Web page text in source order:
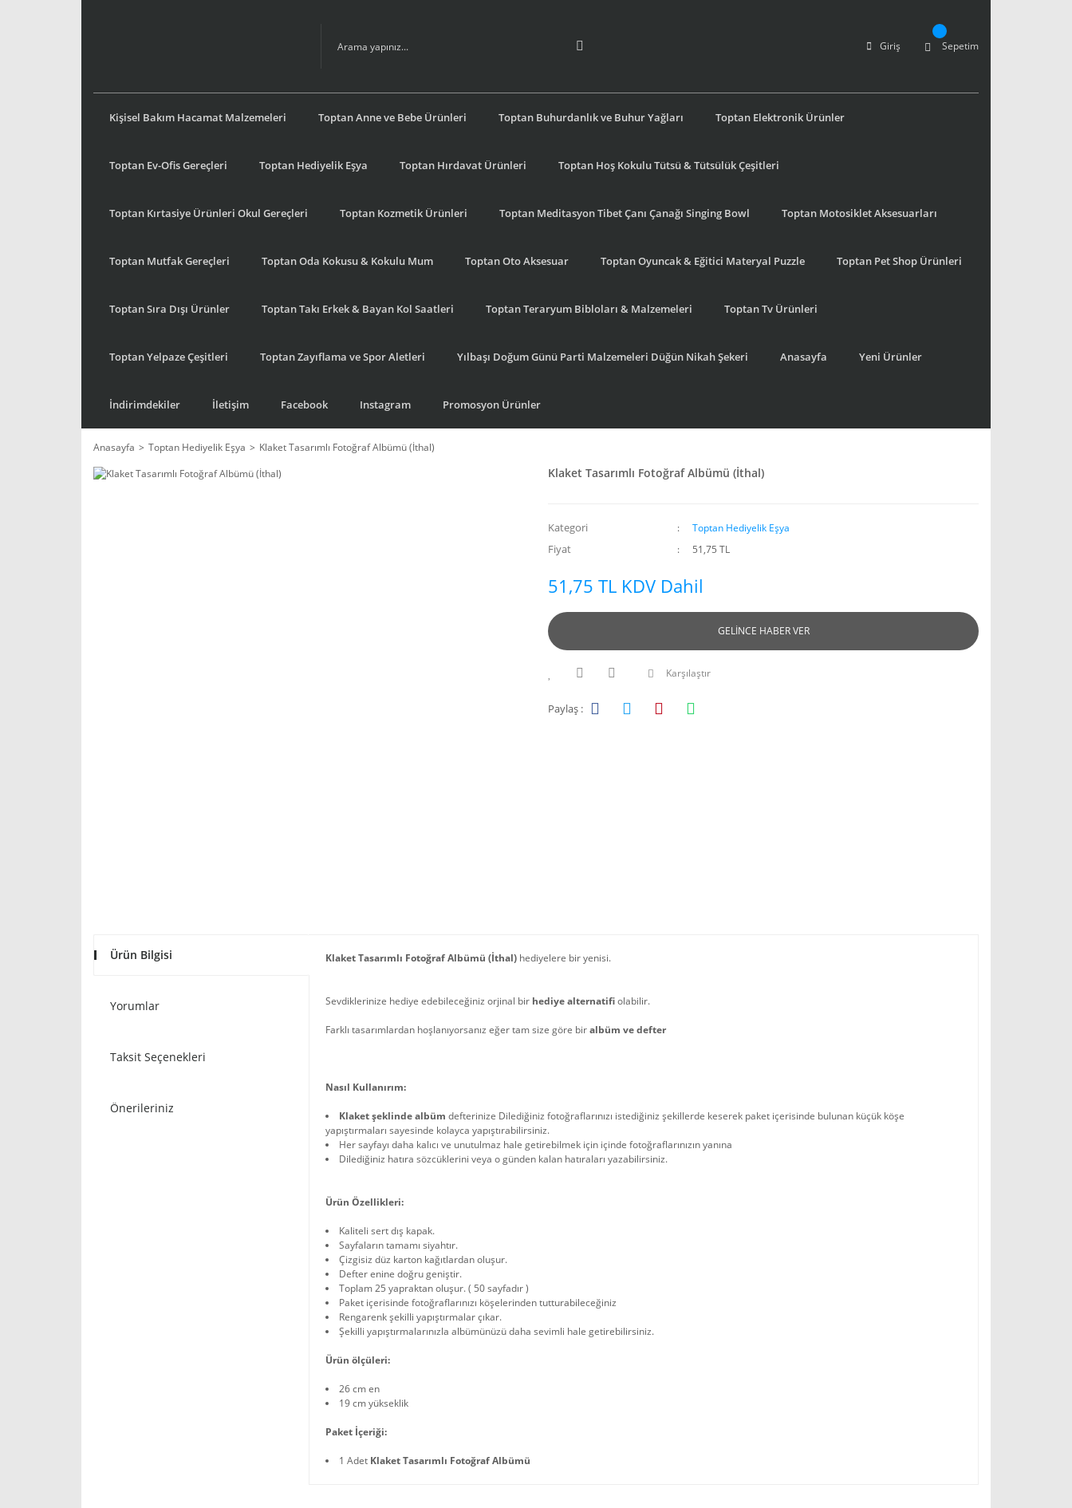
Giriş Sepetim
Kişisel Bakım Hacamat Malzemeleri Toptan Anne ve Bebe Ürünleri Toptan Buhurdanlık ve Buhur Yağları Toptan Elektronik Ürünler
Toptan Ev-Ofis Gereçleri Toptan Hediyelik Eşya Toptan Hırdavat Ürünleri Toptan Hoş Kokulu Tütsü & Tütsülük Çeşitleri
Toptan Kırtasiye Ürünleri Okul Gereçleri Toptan Kozmetik Ürünleri Toptan Meditasyon Tibet Çanı Çanağı Singing Bowl Toptan Motosiklet Aksesuarları
Toptan Mutfak Gereçleri Toptan Oda Kokusu & Kokulu Mum Toptan Oto Aksesuar Toptan Oyuncak & Eğitici Materyal Puzzle Toptan Pet Shop Ürünleri
Toptan Sıra Dışı Ürünler Toptan Takı Erkek & Bayan Kol Saatleri Toptan Teraryum Bibloları & Malzemeleri Toptan Tv Ürünleri
Toptan Yelpaze Çeşitleri Toptan Zayıflama ve Spor Aletleri Yılbaşı Doğum Günü Parti Malzemeleri Düğün Nikah Şekeri Anasayfa Yeni Ürünler
İndirimdekiler İletişim Facebook Instagram Promosyon Ürünler
Anasayfa Toptan Hediyelik Eşya Klaket Tasarımlı Fotoğraf Albümü (İthal)
Klaket Tasarımlı Fotoğraf Albümü (İthal)
Kategori Toptan Hediyelik Eşya
Fiyat 51,75 TL
51,75 TL KDV Dahil
GELİNCE HABER VER
Karşılaştır
Paylaş :
Ürün Bilgisi
Yorumlar
Taksit Seçenekleri
Önerileriniz
Klaket Tasarımlı Fotoğraf Albümü (İthal) hediyelere bir yenisi.
Sevdiklerinize hediye edebileceğiniz orjinal bir hediye alternatifiolabilir.
Farklı tasarımlardan hoşlanıyorsanız eğer tam size göre biralbüm ve defter
Nasıl Kullanırım:
Klaket şeklinde albüm defterinize Dilediğiniz fotoğraflarınızı istediğiniz şekillerde keserek paket içerisinde bulunan küçük köşe
yapıştırmaları sayesinde kolayca yapıştırabilirsiniz.
Her sayfayı daha kalıcı ve unutulmaz hale getirebilmek için içinde fotoğraflarınızın yanına
Dilediğiniz hatıra sözcüklerini veya o günden kalan hatıraları yazabilirsiniz.
Ürün Özellikleri:
Kaliteli sert dış kapak.
Sayfaların tamamı siyahtır.
Çizgisiz düz karton kağıtlardan oluşur.
Defter enine doğru geniştir.
Toplam 25 yapraktan oluşur. ( 50 sayfadır )
Paket içerisinde fotoğraflarınızı köşelerinden tutturabileceğiniz
Rengarenk şekilli yapıştırmalar çıkar.
Şekilli yapıştırmalarınızla albümünüzü daha sevimli hale getirebilirsiniz.
Ürün ölçüleri:
26 cm en
19 cm yükseklik
Paket İçeriği:
1 Adet Klaket Tasarımlı Fotoğraf Albümü